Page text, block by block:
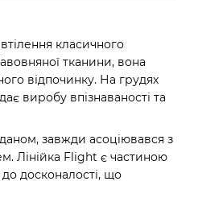
класичного
тканини, вона
відпочинку. На грудях
виробу впізнаваності та
завжди асоціювався з
Лінійка Flight є частиною
досконалості, що